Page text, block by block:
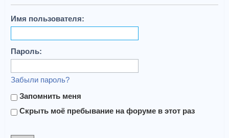
Имя пользователя:
Пароль:
Забыли пароль?
Запомнить меня
Скрыть моё пребывание на форуме в этот раз